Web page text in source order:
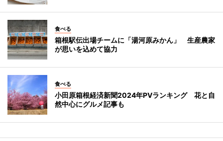
食べる
箱根駅伝出場チームに「湯河原みかん」 生産農家
が思いを込めて協力
食べる
小田原箱根経済新聞2024年PVランキング 花と自
然中心にグルメ記事も